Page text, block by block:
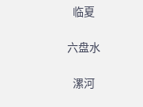
临夏
六盘水
漯河